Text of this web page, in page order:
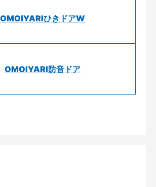
OMOIYARIひきドアW
OMOIYARI防音ドア